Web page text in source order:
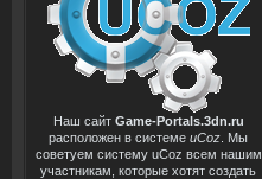
Наш сайт Game-Portals.3dn.ru
расположен в системе uCoz . Мы
советуем систему uCoz всем нашим
участникам, которые хотят создать